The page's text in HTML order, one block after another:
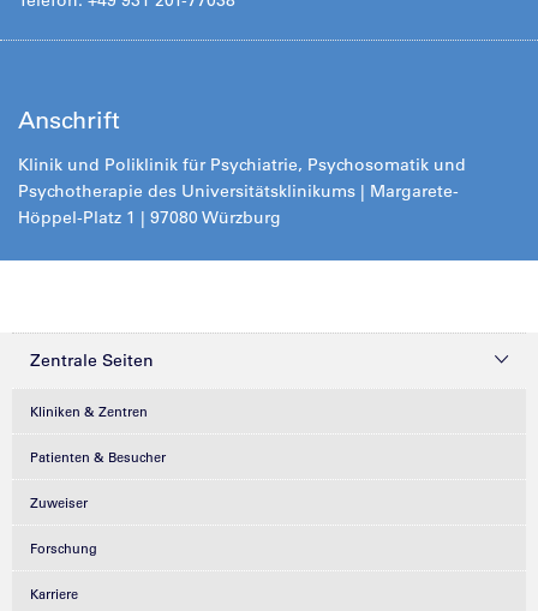
Anschrift
Klinik und Poliklinik für Psychiatrie, Psychosomatik und
Psychotherapie des Universitätsklinikums | Margarete-
Höppel-Platz 1 | 97080 Würzburg
Zentrale Seiten
Kliniken & Zentren
Patienten & Besucher
Zuweiser
Forschung
Karriere